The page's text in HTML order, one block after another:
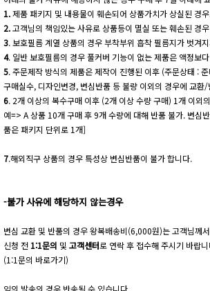
1.제품 패키지 및 내용물이 훼손되어 상품가치가 상실된 경
2.고객님의 책임있는 사유로 상품등이 멸실 또는 훼손된 경
3. 보호필름 계열 상품의 경우 부착부위 흡착 필름지가 벗겨
4. 일반 보호필름의 경우 풀커버 기능이 없는 제품은 액정보
5. 주문제작 방식의 제품은 제작이 진행된 이후 (주문상태 :
구매실수, 디자인변경, 변심반품 등 불량 이외의 경우에 교환
6. 2개 이상의 복수구매 이후 (2개 이상 수량 구매) 1개 이외
예=> A 상품 10개 구매 후 9개 수량에 대해 반품 불가. 변심
품은 패키지 단위로 1개]
7.해외직구 상품의 경우 특성상 변심반품이 불가 합니다.
-불가 사유에 해당하지 않는경우
변심 교환 및 반품의 경우 왕복배송비(6,000원)는 고객님께
신청 전 1:1문의 및 고객센터로 연락 후 접수해 주시기 바랍
(1:1문의 바로가기)
임의 발송의 경우 반송될 수 있습니다.